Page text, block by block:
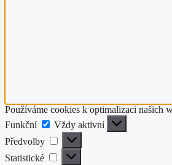
Používáme cookies k optimalizaci našich
Funkční
Funkční
Vždy aktivní
Předvolby
Předvolby
Statistické Statistické